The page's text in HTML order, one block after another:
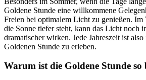
Goldene Stunde eine willkommene
Freien bei optimalem Licht zu genießen. Im
die Sonne tiefer steht, kann das Licht noch
dramatischer wirken. Jede Jahreszeit ist
Goldenen Stunde zu erleben.
Warum ist die Goldene Stunde so